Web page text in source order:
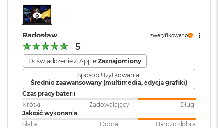
a
c
B
o
k
A
i
5
1
2
G
B
rozdzielczość natywna 3024 na 1964 piksele przy 254 pikselach na
XDR (Extreme Dynamic Range)
Kontrast 1 000 000:1
Jasność XDR: 1000 nitów utrzymywana na całym ekranie, 1600
nitów szczytowo1(tylko treści HDR)
Jasność w trybie SDR: nawet 1000 nitów (w plenerze)
Ładowanie i
rozbudowa
Thunderbolt 5 (do 120 Gb/s),
USB 4 (do 120 Gb/s)
Klawiatura
numeryczna:
NIE
Radosław zweryfikowano
5
Doświadczenie Z Apple:Zaznajomiony
Sposób Użytkowania:
Średnio zaawansowany (multimedia, edycja grafiki)
Czas pracy baterii
Krótki
Zadowalający
Długi
Jakość wykonania
Słaba
Dobra
Bardzo dobra